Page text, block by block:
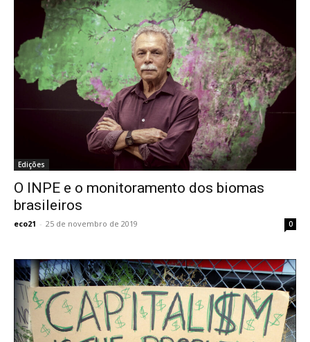
Edições
O INPE e o monitoramento dos biomas
brasileiros
eco21 - 25 de novembro de 2019 0